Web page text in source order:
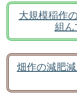
大規模稲作
組ん
畑作の減肥